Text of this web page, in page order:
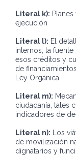
Literal k):
ejecución
Literal l): El
internos; la
esos créditos y
de
Ley Orgánica
Literal m):
ciudadanía, tales
indicadores de
Literal n): Los
de movilización
dignatarios y